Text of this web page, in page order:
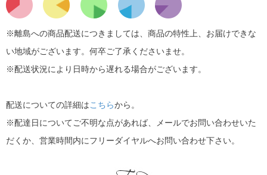
※離島への商品配送につきましては、商品の特性上、お届けできな
い地域がございます。何卒ご了承くださいませ。
※配送状況により日時から遅れる場合がございます。
配送についての詳細はこちらから。
※配達日についてご不明な点があれば、メールでお問い合わせいた
だくか、営業時間内にフリーダイヤルへお問い合わせ下さい。